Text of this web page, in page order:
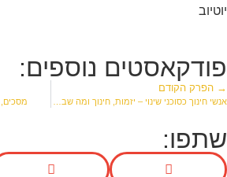
יוטיוב
פודקאסטים נוספים:
→ הפרק הקודם
שתפו: